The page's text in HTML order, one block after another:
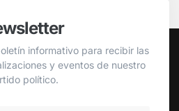
informativo para recibir las
y eventos de nuestro
político.